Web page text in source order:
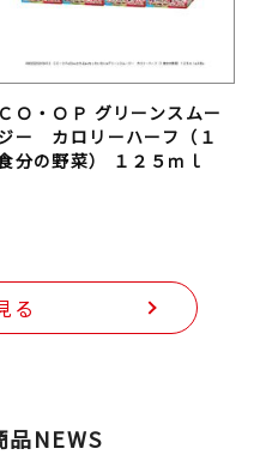
ＣＯ・ＯＰ グリーンスムー
ー カロリーハーフ（１
分の野菜） １２５ｍｌ
る
品NEWS